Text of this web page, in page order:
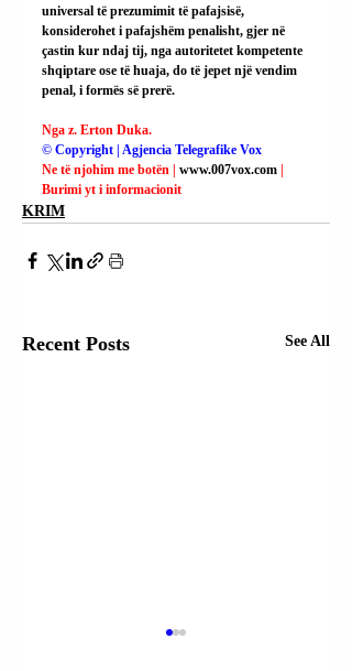
universal të prezumimit të pafajsisë,
konsiderohet i pafajshëm penalisht, gjer në
çastin kur ndaj tij, nga autoritetet kompetente
shqiptare ose të huaja, do të jepet një vendim
penal, i formës së prerë.
Nga z. Erton Duka.
© Copyright | Agjencia Telegrafike Vox
Ne të njohim me botën | www.007vox.com
Burimi yt i informacionit
KRIM
Recent Posts See All